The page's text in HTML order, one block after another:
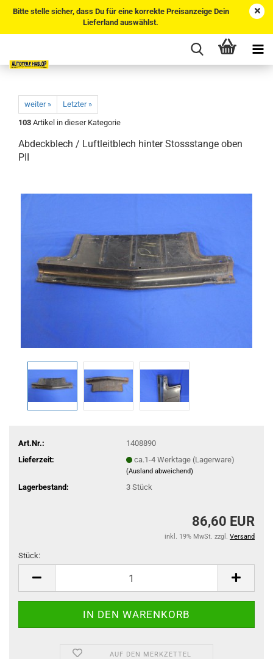
Bitte stelle sicher, dass Du für eine korrekte Preisanzeige Dein
Lieferland auswählst.
weiter »
Letzter »
103 Artikel in dieser Kategorie
Abdeckblech / Luftleitblech hinter Stossstange oben
PII
Art.Nr.:
1408890
Lieferzeit:
ca.1-4 Werktage (Lagerware)
(Ausland abweichend)
Lagerbestand: 3 Stück
86,60 EUR
inkl. 19% MwSt. zzgl. Versand
Stück:
AUF DEN MERKZETTEL